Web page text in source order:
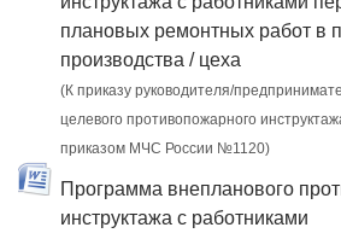
плановых ремонтных работ в
производства / цеха
(К приказу руководителя/
целевого противопожарного
приказом МЧС России №1120)
Программа внепланового
инструктажа с работниками